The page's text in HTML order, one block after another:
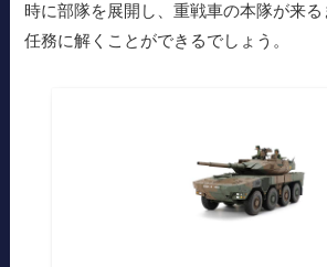
時に部隊を展開し、重戦車の本隊が来る
任務に解くことができるでしょう。